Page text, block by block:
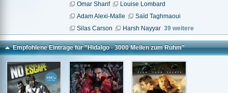
Omar Sharif
Louise Lombard
Adam Alexi-Malle
Saïd Taghmaoui
Silas Carson
Harsh Nayyar 39 weitere
Empfohlene Einträge für "Hidalgo - 3000 Meilen zum Ruhm"